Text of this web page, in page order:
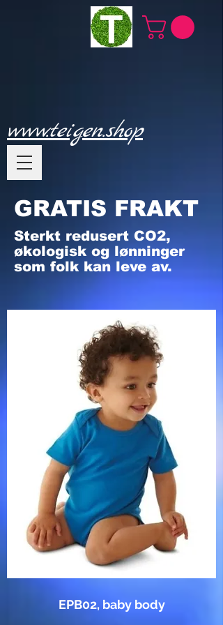
www.teigen.shop
GRATIS FRAKT
Sterkt redusert CO2,
økologisk og lønninger
som folk kan leve av.
EPB02, baby body